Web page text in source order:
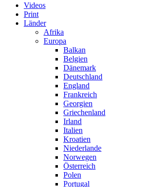
Videos
Print
Länder
Afrika
Europa
Balkan
Belgien
Dänemark
Deutschland
England
Frankreich
Georgien
Griechenland
Irland
Italien
Kroatien
Niederlande
Norwegen
Österreich
Polen
Portugal